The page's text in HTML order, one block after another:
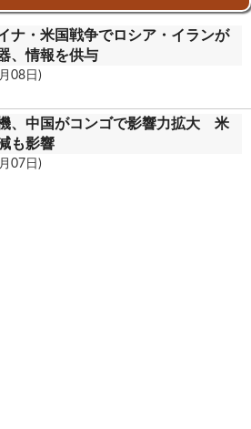
ナ・米国戦争でロシア・イランが
、情報を供与
08日)
、中国がコンゴで影響力拡大 米
も影響
07日)